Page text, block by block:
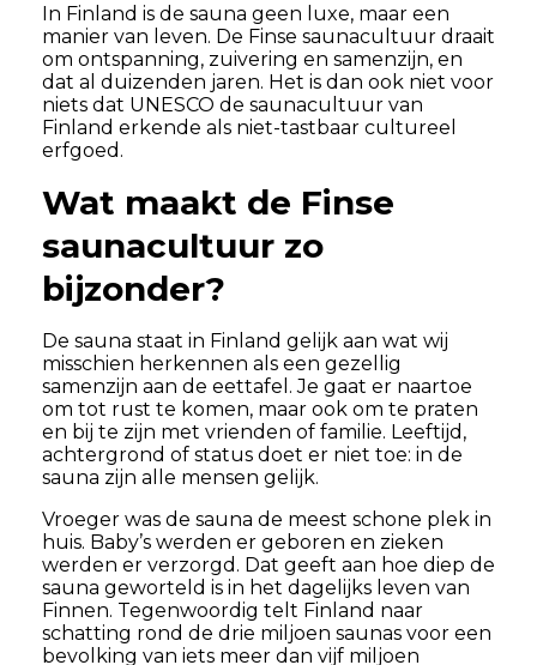
In Finland is de sauna geen luxe, maar een
manier van leven. De Finse saunacultuur draait
om ontspanning, zuivering en samenzijn, en
dat al duizenden jaren. Het is dan ook niet voor
niets dat UNESCO de saunacultuur van
Finland erkende als niet-tastbaar cultureel
erfgoed.
Wat maakt de Finse
saunacultuur zo
bijzonder?
De sauna staat in Finland gelijk aan wat wij
misschien herkennen als een gezellig
samenzijn aan de eettafel. Je gaat er naartoe
om tot rust te komen, maar ook om te praten
en bij te zijn met vrienden of familie. Leeftijd,
achtergrond of status doet er niet toe: in de
sauna zijn alle mensen gelijk.
Vroeger was de sauna de meest schone plek in
huis. Baby’s werden er geboren en zieken
werden er verzorgd. Dat geeft aan hoe diep de
sauna geworteld is in het dagelijks leven van
Finnen. Tegenwoordig telt Finland naar
schatting rond de drie miljoen saunas voor een
bevolking van iets meer dan vijf miljoen